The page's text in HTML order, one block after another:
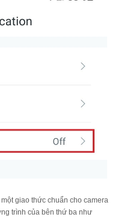
giao thức chuẩn cho camera
trình của bên thứ ba như